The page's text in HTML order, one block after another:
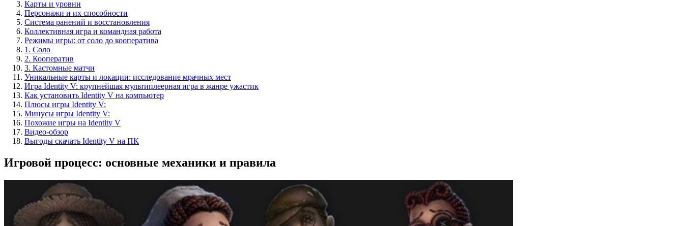
Карты и уровни
Персонажи и их способности
Система ранений и восстановления
Коллективная игра и командная работа
Режимы игры: от соло до кооператива
1. Соло
2. Кооператив
3. Кастомные матчи
Уникальные карты и локации: исследование мрачных мест
Игра Identity V: крупнейшая мультиплеерная игра в жанре ужастик
Как установить Identity V на компьютер
Плюсы игры Identity V:
Минусы игры Identity V:
Похожие игры на Identity V
Видео-обзор
Выгоды скачать Identity V на ПК
Игровой процесс: основные механики и правила